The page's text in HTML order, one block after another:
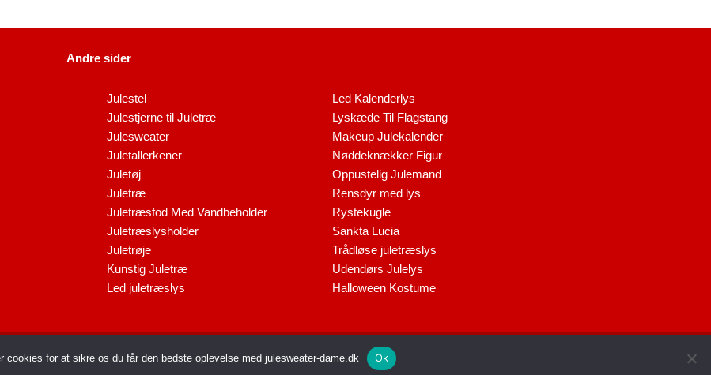
Andre sider
Julestel
Julestjerne til Juletræ
Julesweater
Juletallerkener
Juletøj
Juletræ
Juletræsfod Med Vandbeholder
Juletræslysholder
Juletrøje
Kunstig Juletræ
Led juletræslys
Led Kalenderlys
Lyskæde Til Flagstang
Makeup Julekalender
Nøddeknækker Figur
Oppustelig Julemand
Rensdyr med lys
Rystekugle
Sankta Lucia
Trådløse juletræslys
Udendørs Julelys
Halloween Kostume
cookies for at sikre os du får den bedste oplevelse med julesweater-dame.dk Ok